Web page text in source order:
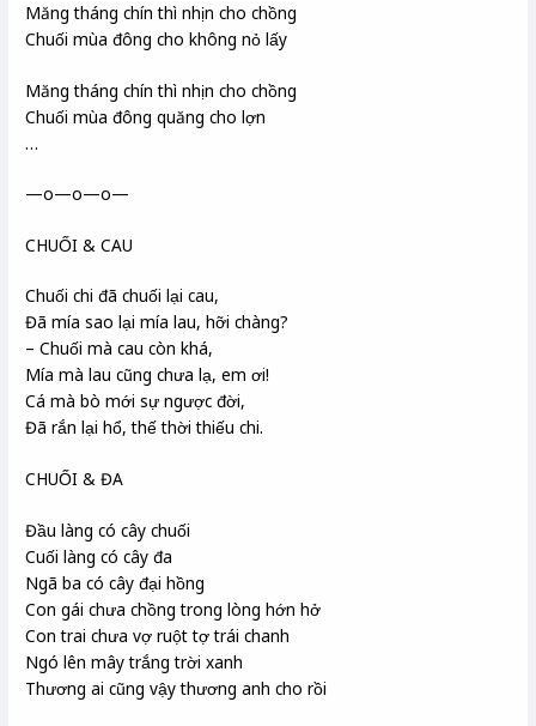
Măng tháng chín thì nhịn cho chồng
Chuối mùa đông cho không nỏ lấy
Măng tháng chín thì nhịn cho chồng
Chuối mùa đông quăng cho lợn
…
—o—o—o—
CHUỐI & CAU
Chuối chi đã chuối lại cau,
Đã mía sao lại mía lau, hỡi chàng?
– Chuối mà cau còn khá,
Mía mà lau cũng chưa lạ, em ơi!
Cá mà bò mới sự ngược đời,
Đã rắn lại hổ, thế thời thiếu chi.
CHUỐI & ĐA
Đầu làng có cây chuối
Cuối làng có cây đa
Ngã ba có cây đại hồng
Con gái chưa chồng trong lòng hớn hở
Con trai chưa vợ ruột tợ trái chanh
Ngó lên mây trắng trời xanh
Thương ai cũng vậy thương anh cho rồi